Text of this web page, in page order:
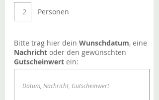
Personen
Bitte trag hier dein Wunschdatum, eine
Nachricht oder den gewünschten
Gutscheinwert ein: